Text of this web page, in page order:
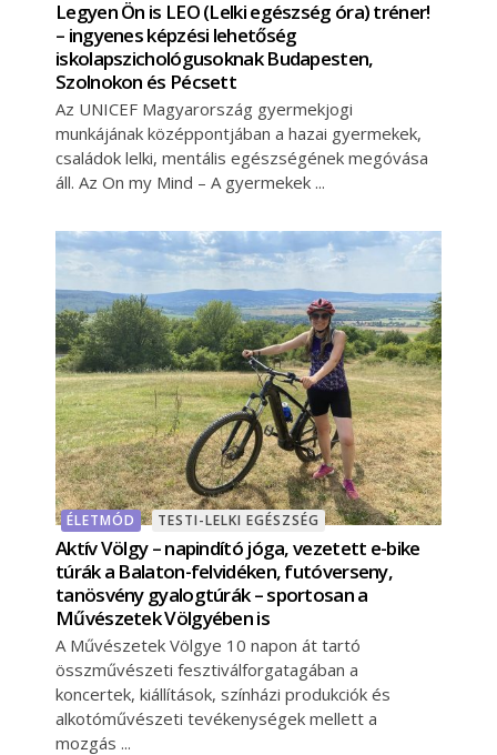
Legyen Ön is LEO (Lelki egészség óra) tréner!
– ingyenes képzési lehetőség
iskolapszichológusoknak Budapesten,
Szolnokon és Pécsett
Az UNICEF Magyarország gyermekjogi
munkájának középpontjában a hazai gyermekek,
családok lelki, mentális egészségének megóvása
áll. Az On my Mind – A gyermekek
ÉLETMÓD TESTI-LELKI EGÉSZSÉG
Aktív Völgy – napindító jóga, vezetett e-bike
túrák a Balaton-felvidéken, futóverseny,
tanösvény gyalogtúrák – sportosan a
Művészetek Völgyében is
A Művészetek Völgye 10 napon át tartó
összművészeti fesztiválforgatagában a
koncertek, kiállítások, színházi produkciók és
alkotóművészeti tevékenységek mellett a
mozgás